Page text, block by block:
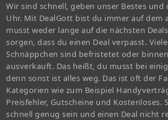
Wir sind schnell, geben unser Bestes und
Uhr. Mit DealGott bist du immer auf dem
musst weder lange auf die nächsten
sorgen, dass du einen Deal verpasst.
Schnäppchen sind befristetet oder
ausverkauft. Das heißt, du musst bei
denn sonst ist alles weg. Das ist oft der
Kategorien wie zum Beispiel
Preisfehler, Gutscheine und Kostenloses.
schnell genug sein und einen Deal nicht